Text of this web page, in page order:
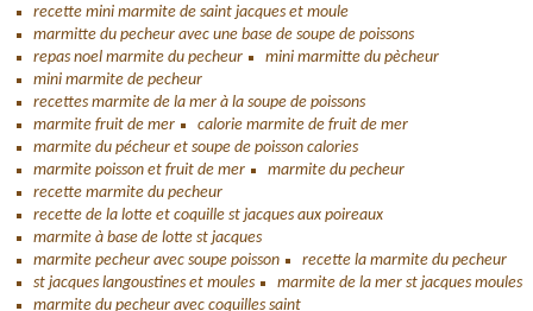
recette mini marmite de saint jacques et moule
marmitte du pecheur avec une base de soupe de poissons
repas noel marmite du pecheur
mini marmitte du pècheur
mini marmite de pecheur
recettes marmite de la mer à la soupe de poissons
marmite fruit de mer
calorie marmite de fruit de mer
marmite du pécheur et soupe de poisson calories
marmite poisson et fruit de mer
marmite du pecheur
recette marmite du pecheur
recette de la lotte et coquille st jacques aux poireaux
marmite à base de lotte st jacques
marmite pecheur avec soupe poisson
recette la marmite du pecheur
st jacques langoustines et moules
marmite de la mer st jacques moules
marmite du pecheur avec coquilles saint